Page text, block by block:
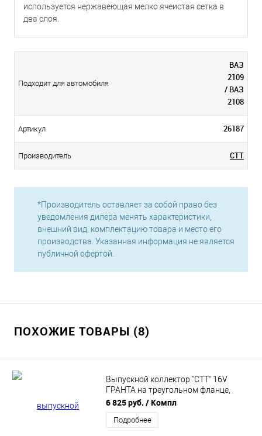
используется нержавеющая мелко ячеистая сетка в
два слоя.
Подходит для автомобиля
ВАЗ
2109
/ ВАЗ
2108
Артикул 26187
Производитель СТТ
*Производитель оставляет за собой право без
уведомления дилера менять характеристики,
внешний вид, комплектацию товара и место его
производства. Указанная информация не является
публичной офертой.
ПОХОЖИЕ ТОВАРЫ (8)
Выпускной коллектор "СТТ" 16V
ГРАНТА на треугольном фланце,
нержавейка
6 825 руб. / Компл
Подробнее